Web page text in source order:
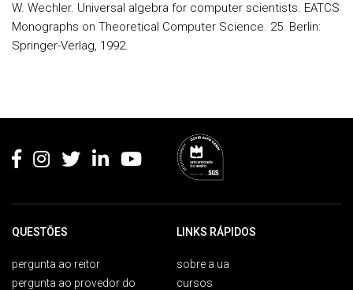
W. Wechler. Universal algebra for computer scientists. EATCS
Monographs on Theoretical Computer Science. 25. Berlin:
Springer-Verlag, 1992.
QUESTÕES
pergunta ao reitor
pergunta ao provedor do
LINKS RÁPIDOS
sobre a ua
cursos